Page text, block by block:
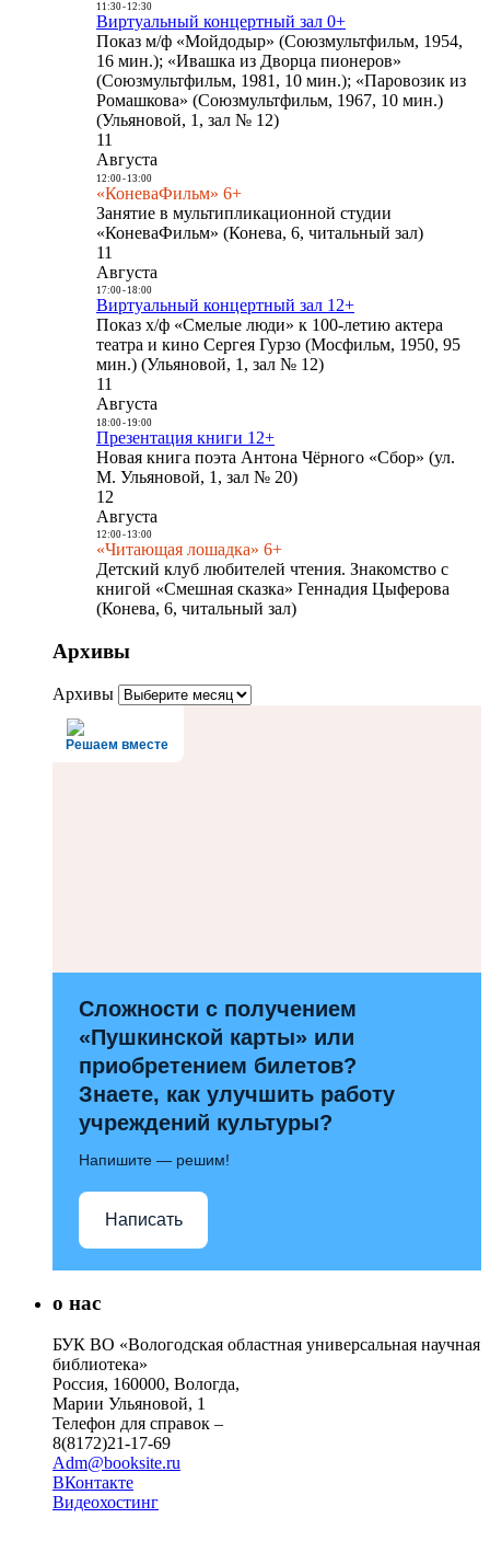
11:30- 12:30
Виртуальный концертный зал 0+
Показ м/ф «Мойдодыр» (Союзмультфильм, 1954,
16 мин.); «Ивашка из Дворца пионеров»
(Союзмультфильм, 1981, 10 мин.); «Паровозик из
Ромашкова» (Союзмультфильм, 1967, 10 мин.)
(Ульяновой, 1, зал № 12)
11
Августа
12:00- 13:00
«КоневаФильм» 6+
Занятие в мультипликационной студии
«КоневаФильм» (Конева, 6, читальный зал)
11
Августа
17:00- 18:00
Виртуальный концертный зал 12+
Показ х/ф «Смелые люди» к 100-летию актера
театра и кино Сергея Гурзо (Мосфильм, 1950, 95
мин.) (Ульяновой, 1, зал № 12)
11
Августа
18:00- 19:00
Презентация книги 12+
Новая книга поэта Антона Чёрного «Сбор» (ул.
М. Ульяновой, 1, зал № 20)
12
Августа
12:00- 13:00
«Читающая лошадка» 6+
Детский клуб любителей чтения. Знакомство с
книгой «Смешная сказка» Геннадия Цыферова
(Конева, 6, читальный зал)
Архивы
Архивы
Решаем вместе
Сложности с получением
«Пушкинской карты» или
приобретением билетов?
Знаете, как улучшить работу
учреждений культуры?
Напишите — решим!
Написать
о нас
БУК ВО «Вологодская областная универсальная научная
библиотека»
Россия, 160000, Вологда,
Марии Ульяновой, 1
Телефон для справок –
8(8172)21-17-69
Adm@booksite.ru
ВКонтакте
Видеохостинг